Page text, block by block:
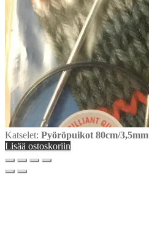
Katselet: Pyöröpuikot 80cm/3,5mm
Lisää ostoskoriin